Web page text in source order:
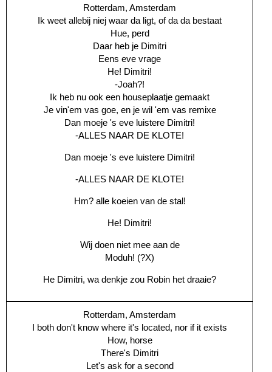
Rotterdam, Amsterdam
Ik weet allebij niej waar da ligt, of da da bestaat
Hue, perd
Daar heb je Dimitri
Eens eve vrage
He! Dimitri!
-Joah?!
Ik heb nu ook een houseplaatje gemaakt
Je vin'em vas goe, en je wil 'em vas remixe
Dan moeje 's eve luistere Dimitri!
-ALLES NAAR DE KLOTE!
Dan moeje 's eve luistere Dimitri!
-ALLES NAAR DE KLOTE!
Hm? alle koeien van de stal!
He! Dimitri!
Wij doen niet mee aan de
Moduh! (?X)
He Dimitri, wa denkje zou Robin het draaie?
Rotterdam, Amsterdam
I both don't know where it's located, nor if it exists
How, horse
There's Dimitri
Let's ask for a second